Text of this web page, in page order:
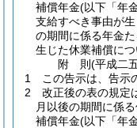
補償年金(以下「年
支給すべき事由が
の期間に係る年金
生じた休業補償に
附 則(平成二
1
この告示は、告示
2
改正後の表の規定
月以後の期間に係
補償年金(以下「年